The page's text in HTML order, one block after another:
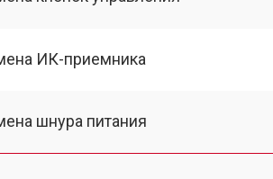
ИК-приемника
шнура питания